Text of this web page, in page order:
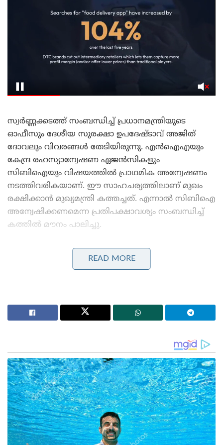
സ്വര്‍ണ്ണക്കടത്ത് സംബന്ധിച്ച് പ്രധാനമന്ത്രിയുടെ
ഓഫീസും ദേശീയ സുരക്ഷാ ഉപദേഷ്ടാവ് അജിത്
ദോവലും വിവരങ്ങള്‍ തേടിയിരുന്നു. എന്‍ഐഎയും
കേന്ദ്ര രഹസ്യാന്വേഷണ ഏജന്‍സികളും
സിബിഐയും വിഷയത്തില്‍ പ്രാഥമിക അന്വേഷണം
നടത്തിവരികയാണ്. ഈ സാഹചര്യത്തിലാണ് മുഖം
രക്ഷിക്കാന്‍ മുഖ്യമന്ത്രി കത്തച്ചത്. എന്നാല്‍ സിബിഐ
അന്വേഷിക്കണമെന്ന പ്രതിപക്ഷാവശ്യം സംബന്ധിച്ച്
കത്തില്‍ മൗനം പാലിച്ചു.
Stories you may like
ബെംഗളൂരുവിലേക്ക് പോയ കെഎസ്ആർടിസി ബസ്
മറിഞ്ഞ് ദാരുണാപകടം: ഡ്രൈവറും കണ്ടക്ടറും മരിച്ചു,
ഗുരുതര പ്രത്യാഘാതമുണ്ടാക്കുന്നതും രാജ്യത്തിന്റെ
സമ്പദ് വ്യവസ്ഥയെത്തന്നെ ബാധിക്കുന്നതുമാണ് ഈ
സംഭവം. വിവിധ മാനങ്ങളിലുള്ള അന്വേഷണം
ആവശ്യപ്പെടുന്നതാണ് ഈ കേസ് .ബന്ധപ്പെട്ട എല്ലാ
കേന്ദ്ര ഏജൻസികളെയും ഏകോപിപ്പിച്ച് ഫലപ്രദമായ
അന്വേഷണമാണ് നടക്കേണ്ടത്. കള്ളക്കടത്തിന്റെ
ഉറവിടം മുതൽ എത്തിച്ചേരുന്നിടം വരെ ഏതെന്ന്
READ MORE